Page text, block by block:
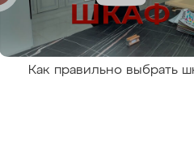
Как правильно выбрать